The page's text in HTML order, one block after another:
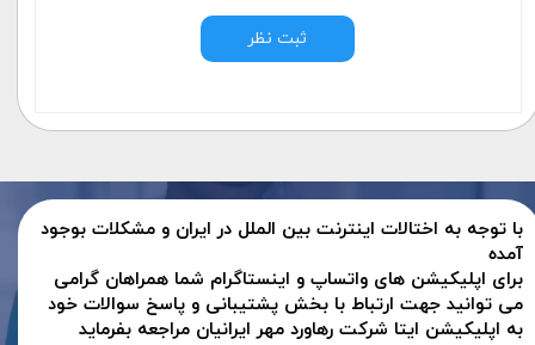
ثبت نظر
با توجه به اختالات اینترنت بین الملل در ایران و مشکلات بوجود
آمده
برای اپلیکیشن های واتساپ و اینستاگرام شما همراهان گرامی
می توانید جهت ارتباط با بخش پشتیبانی و پاسخ سوالات خود
به اپلیکیشن ایتا شرکت رهاورد مهر ایرانیان مراجعه بفرماید